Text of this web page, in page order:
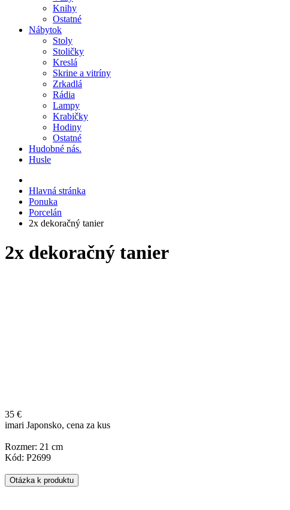
Knihy
Ostatné
Nábytok
Stoly
Stoličky
Kreslá
Skrine a vitríny
Zrkadlá
Rádia
Lampy
Krabičky
Hodiny
Ostatné
Hudobné nás.
Husle
Hlavná stránka
Ponuka
Porcelán
2x dekoračný tanier
2x dekoračný tanier
35 €
imari Japonsko, cena za kus
Rozmer: 21 cm
Kód: P2699
Otázka k produktu